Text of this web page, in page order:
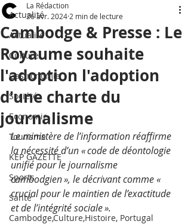
Actualité
Actualité
Culture
Gastronomie
Société
Economie
Tourisme
KEP GAZETTE
Sports
Santé
Cambodge,Culture,Histoire, Portugal
Cambodge & Presse : Le
Royaume souhaite
l'adoption l'adoption
d'une charte du
journalisme
La Rédaction
26 avr. 2024 2 min de lecture
Le ministère de l’information réaffirme
la nécessité d’un « code de déontologie
unifié pour le journalisme
cambodgien », le décrivant comme «
crucial pour le maintien de l’exactitude
et de l’intégrité sociale ».